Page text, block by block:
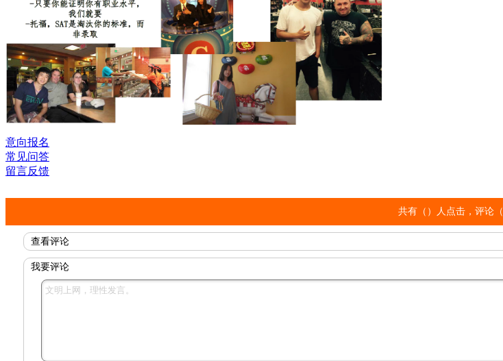
意向报名
常见问答
留言反馈
共有（ ）人点击，评论（
查看评论
我要评论